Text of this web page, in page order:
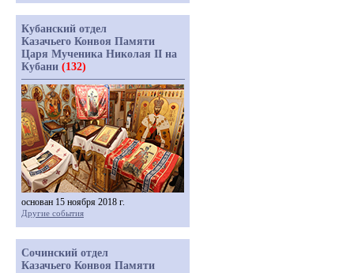
Кубанский отдел
Казачьего Конвоя Памяти
Царя Мученика Николая II на
Кубани (132)
основан 15 ноября 2018 г.
Другие события
Сочинский отдел
Казачьего Конвоя Памяти